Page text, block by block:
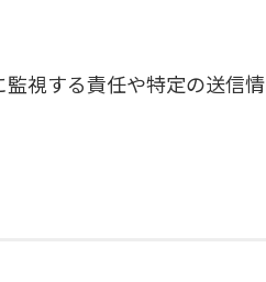
視する責任や特定の送信情